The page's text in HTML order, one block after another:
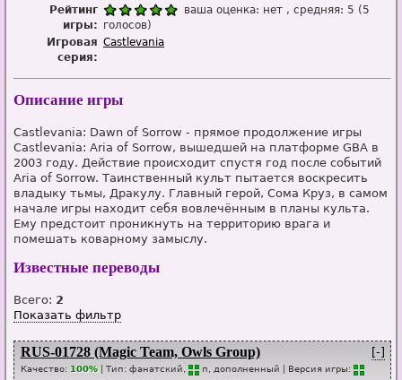
Рейтинг
игры:
ваша оценка: нет , средняя: 5 ( 5
голосов)
Игровая
серия:
Castlevania
Описание игры
Castlevania: Dawn of Sorrow - прямое продолжение игры
Castlevania: Aria of Sorrow, вышедшей на платформе GBA в
2003 году. Действие происходит спустя год после событий
Aria of Sorrow. Таинственный культ пытается воскресить
владыку тьмы, Дракулу. Главный герой, Сома Круз, в самом
начале игры находит себя вовлечённым в планы культа.
Ему предстоит проникнуть на территорию врага и
помешать коварному замыслу.
Известные переводы
Всего: 2
Показать фильтр
[-]
RUS-01728 (Magic Team, Owls Group)
Качество: 100% | Тип: фанатский, п , дополненный
| Версия игры: